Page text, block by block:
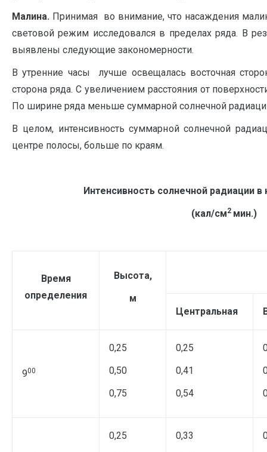
Малина. Принимая во внимание, что насаждения
световой режим исследовался в пределах ряда. В
выявлены следующие закономерности.
В утренние часы лучше освещалась восточная
сторона ряда. С увеличением расстояния от
По ширине ряда меньше суммарной солнечной
В целом, интенсивность суммарной солнечной
центре полосы, больше по краям.
Интенсивность солнечной радиации
(кал/см2 мин.)
Время
определения
Высота,
м
Центральная
900
0,25
0,50
0,75
0,25
0,41
0,54
0,25
0,33